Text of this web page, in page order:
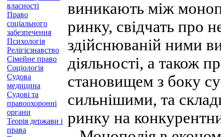
власності
Право
соціального
забезпечення
Психологія
Релігієзнавство
Сімейне право
Соціологія
Судова
медицина
Судові та
правоохоронні
органи
Теорія держави і
права
виникають між
ринку, свідчать про
здійснюваній ними
діяльності, а також
становищем з боку
сильнішими, та
ринку на